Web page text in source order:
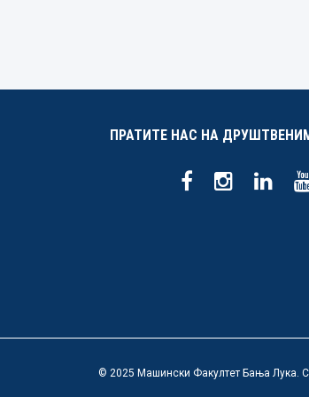
ПРАТИТЕ НАС НА
© 2025 Машински Факултет Бања Лука.